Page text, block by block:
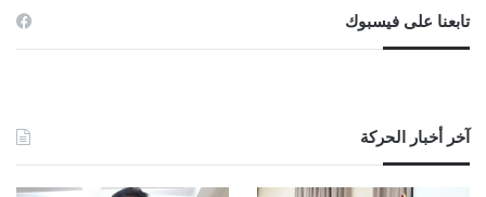
تابعنا على فيسبوك
آخر أخبار الحركة